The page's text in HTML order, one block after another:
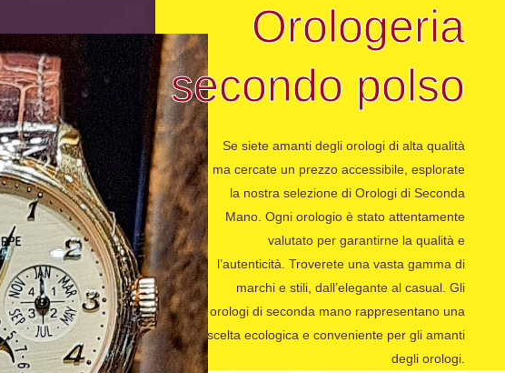
Orologeria
secondo polso
Se siete amanti degli orologi di alta qualità
ma cercate un prezzo accessibile, esplorate
la nostra selezione di Orologi di Seconda
Mano. Ogni orologio è stato attentamente
valutato per garantirne la qualità e
l’autenticità. Troverete una vasta gamma di
marchi e stili, dall’elegante al casual. Gli
orologi di seconda mano rappresentano una
scelta ecologica e conveniente per gli amanti
degli orologi.